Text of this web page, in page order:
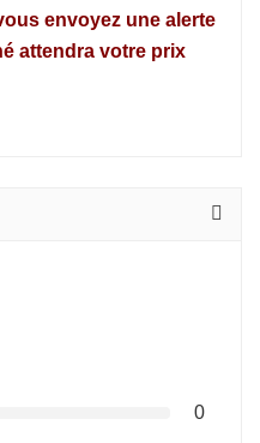
envoyez une alerte
attendra votre prix
0